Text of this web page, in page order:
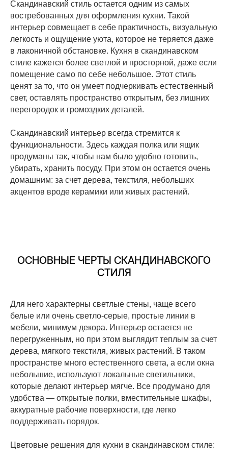
Скандинавский стиль остается одним из самых
востребованных для оформления кухни. Такой
интерьер совмещает в себе практичность, визуальную
легкость и ощущение уюта, которое не теряется даже
в лаконичной обстановке. Кухня в скандинавском
стиле кажется более светлой и просторной, даже если
помещение само по себе небольшое. Этот стиль
ценят за то, что он умеет подчеркивать естественный
свет, оставлять пространство открытым, без лишних
перегородок и громоздких деталей.
Скандинавский интерьер всегда стремится к
функциональности. Здесь каждая полка или ящик
продуманы так, чтобы нам было удобно готовить,
убирать, хранить посуду. При этом он остается очень
домашним: за счет дерева, текстиля, небольших
акцентов вроде керамики или живых растений.
ОСНОВНЫЕ ЧЕРТЫ СКАНДИНАВСКОГО
СТИЛЯ
Для него характерны светлые стены, чаще всего
белые или очень светло-серые, простые линии в
мебели, минимум декора. Интерьер остается не
перегруженным, но при этом выглядит теплым за счет
дерева, мягкого текстиля, живых растений. В таком
пространстве много естественного света, а если окна
небольшие, используют локальные светильники,
которые делают интерьер мягче. Все продумано для
удобства — открытые полки, вместительные шкафы,
аккуратные рабочие поверхности, где легко
поддерживать порядок.
Цветовые решения для кухни в скандинавском стиле: